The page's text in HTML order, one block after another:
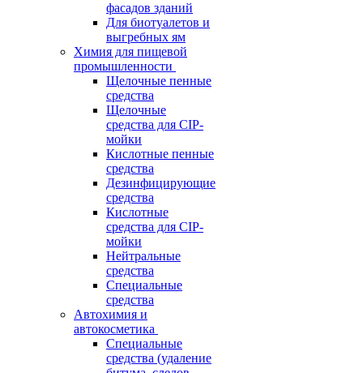
фасадов зданий
Для биотуалетов и
выгребных ям
Химия для пищевой
промышленности
Щелочные пенные
средства
Щелочные
средства для CIP-
мойки
Кислотные пенные
средства
Дезинфицирующие
средства
Кислотные
средства для CIP-
мойки
Нейтральные
средства
Специальные
средства
Автохимия и
автокосметика
Специальные
средства (удаление